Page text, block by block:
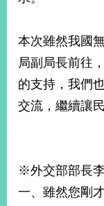
本次雖然我國
局副局長前往
的支持，我們
交流，繼續讓
※外交部部長
一、雖然您剛